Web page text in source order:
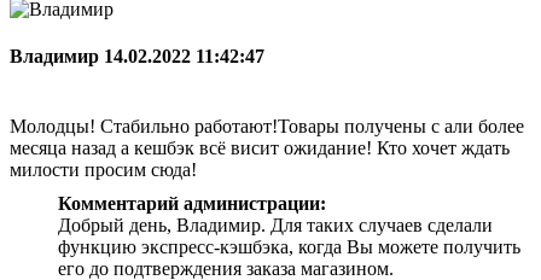
Владимир 14.02.2022 11:42:47
Молодцы! Стабильно работают!Товары получены с али более
месяца назад а кешбэк всё висит ожидание! Кто хочет ждать
милости просим сюда!
Комментарий администрации:
Добрый день, Владимир. Для таких случаев сделали
функцию экспресс-кэшбэка, когда Вы можете получить
его до подтверждения заказа магазином.